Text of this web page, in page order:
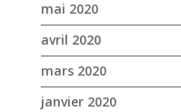
mai 2020
avril 2020
mars 2020
janvier 2020